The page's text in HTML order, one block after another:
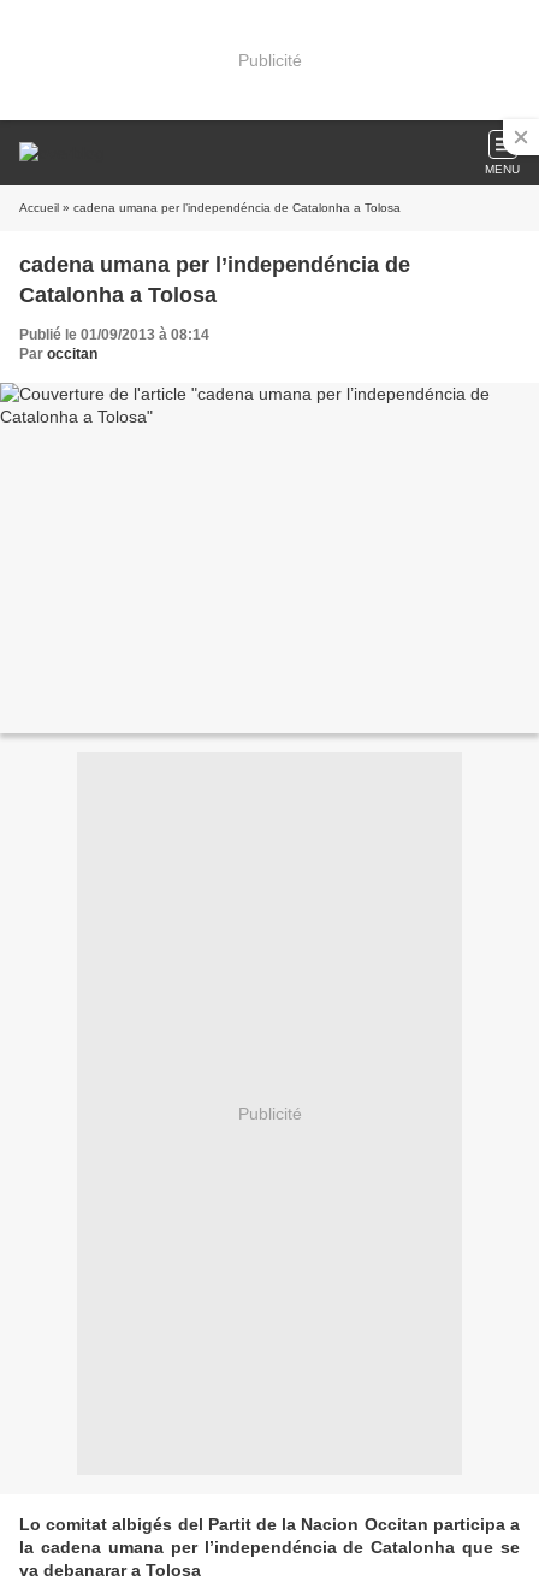
Publicité
MENU
Accueil » cadena umana per l’independéncia de Catalonha a Tolosa
cadena umana per l’independéncia de
Catalonha a Tolosa
Publié le 01/09/2013 à 08:14
Par occitan
Publicité
Lo comitat albigés del Partit de la Nacion Occitan participa a
la cadena umana per l’independéncia de Catalonha que se
va debanarar a Tolosa